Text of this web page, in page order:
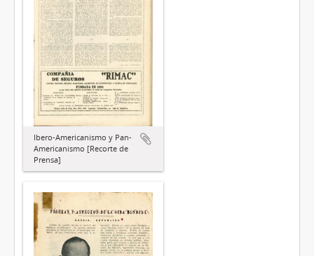
Ibero-Americanismo y Pan-
Americanismo [Recorte de
Prensa]